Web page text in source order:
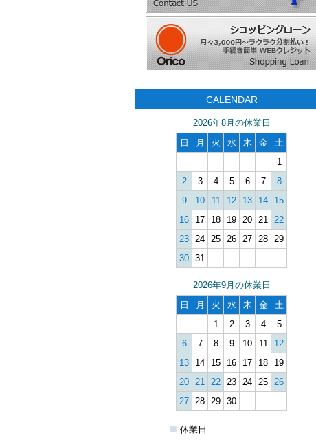
CALENDAR
2026年8月の休業日
日
月 火 水 木 金
土
1
2
3 4 5 6 7
8
9
10 11 12 13 14
15
16
17 18 19 20 21 22
23 24 25 26 27 28 29
30 31
2026年9月の休業日
日
月 火 水 木 金
土
1
2 3 4
5
6
7 8 9 10 11
12
13
14 15 16 17 18
19
20 21 22 23 24 25 26
27 28 29 30
■ 休業日